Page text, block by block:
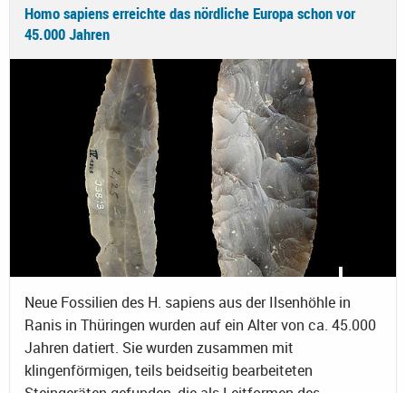
Homo sapiens erreichte das nördliche Europa schon vor
45.000 Jahren
Neue Fossilien des H. sapiens aus der Ilsenhöhle in
Ranis in Thüringen wurden auf ein Alter von ca. 45.000
Jahren datiert. Sie wurden zusammen mit
klingenförmigen, teils beidseitig bearbeiteten